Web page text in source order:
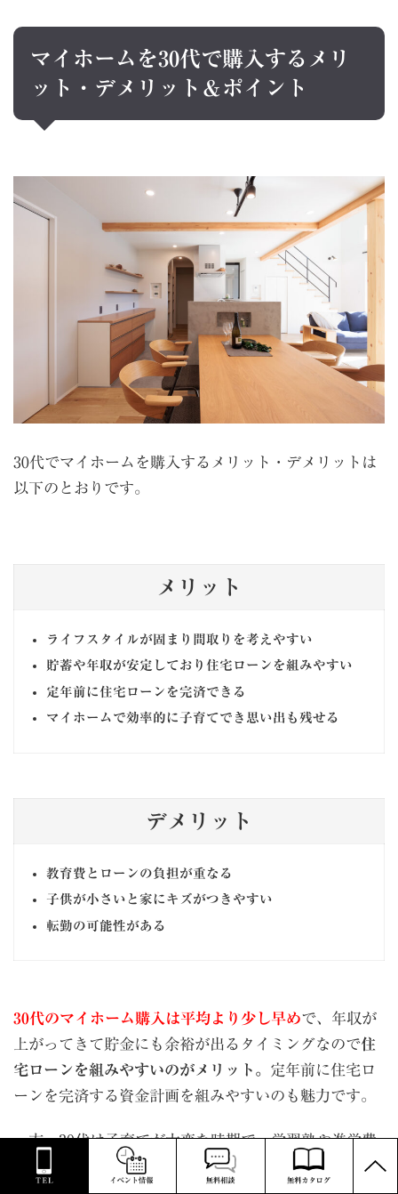
マイホームを30代で購入するメリ
ット・デメリット＆ポイント
30代でマイホームを購入するメリット・デメリットは
以下のとおりです。
メリット
ライフスタイルが固まり間取りを考えやすい
貯蓄や年収が安定しており住宅ローンを組みやすい
定年前に住宅ローンを完済できる
マイホームで効率的に子育てでき思い出も残せる
デメリット
教育費とローンの負担が重なる
子供が小さいと家にキズがつきやすい
転勤の可能性がある
30代のマイホーム購入は平均より少し早めで、年収が
上がってきて貯金にも余裕が出るタイミングなので住
宅ローンを組みやすいのがメリット。 定年前に住宅ロ
ーンを完済する資金計画を組みやすいのも魅力です。
一方、30代は子育てが大変な時期で、学習塾や進学費
用など教育費の負担も大きくなる傾向があります。ま
TOP